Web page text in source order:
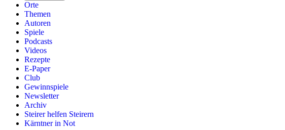
Orte
Themen
Autoren
Spiele
Podcasts
Videos
Rezepte
E-Paper
Club
Gewinnspiele
Newsletter
Archiv
Steirer helfen Steirern
Kärntner in Not